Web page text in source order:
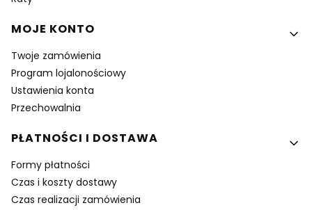
MOJE KONTO
Twoje zamówienia
Program lojalonościowy
Ustawienia konta
Przechowalnia
PŁATNOŚCI I DOSTAWA
Formy płatności
Czas i koszty dostawy
Czas realizacji zamówienia